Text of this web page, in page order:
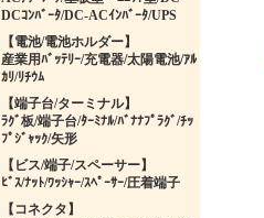
DCｺﾝﾊﾞｰﾀ/DC-ACｲﾝﾊﾞｰﾀ/UPS
【電池/電池ホルダー】
産業用ﾊﾞｯﾃﾘｰ/充電器/太陽電池/ｱﾙ
ｶﾘ/ﾘﾁｳﾑ
【端子台/ターミナル】
ﾗｸﾞ板/端子台/ﾀｰﾐﾅﾙ/ﾊﾞﾅﾅﾌﾟﾗｸﾞ/ﾁｯ
ﾌﾟｼﾞｬｯｸ/矢形
【ビス/端子/スペーサー】
ﾋﾞｽ/ﾅｯﾄ/ﾜｯｼｬｰ/ｽﾍﾟｰｻｰ/圧着端子
【コネクタ】